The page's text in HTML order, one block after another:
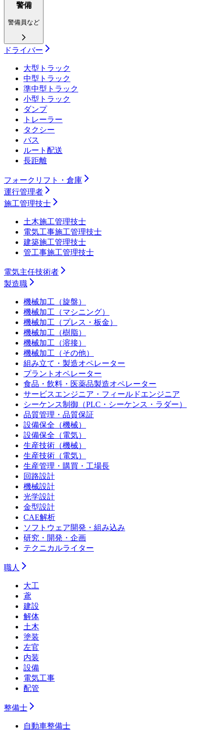
警備
警備員など
ドライバー
大型トラック
中型トラック
準中型トラック
小型トラック
ダンプ
トレーラー
タクシー
バス
ルート配送
長距離
フォークリフト・倉庫
運行管理者
施工管理技士
土木施工管理技士
電気工事施工管理技士
建築施工管理技士
管工事施工管理技士
電気主任技術者
製造職
機械加工（旋盤）
機械加工（マシニング）
機械加工（プレス・板金）
機械加工（樹脂）
機械加工（溶接）
機械加工（その他）
組み立て・製造オペレーター
プラントオペレーター
食品・飲料・医薬品製造オペレーター
サービスエンジニア・フィールドエンジニア
シーケンス制御（PLC・シーケンス・ラダー）
品質管理・品質保証
設備保全（機械）
設備保全（電気）
生産技術（機械）
生産技術（電気）
生産管理・購買・工場長
回路設計
機械設計
光学設計
金型設計
CAE解析
ソフトウェア開発・組み込み
研究・開発・企画
テクニカルライター
職人
大工
鳶
建設
解体
土木
塗装
左官
内装
設備
電気工事
配管
整備士
自動車整備士